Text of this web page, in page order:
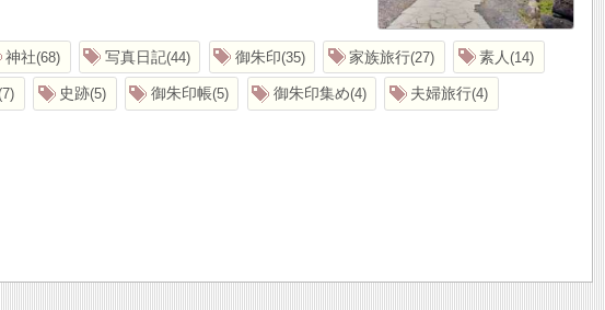
神社 68 写真日記 44 御朱印 35 家族旅行 27 素人 14
7 史跡 5 御朱印帳 5 御朱印集め 4 夫婦旅行 4